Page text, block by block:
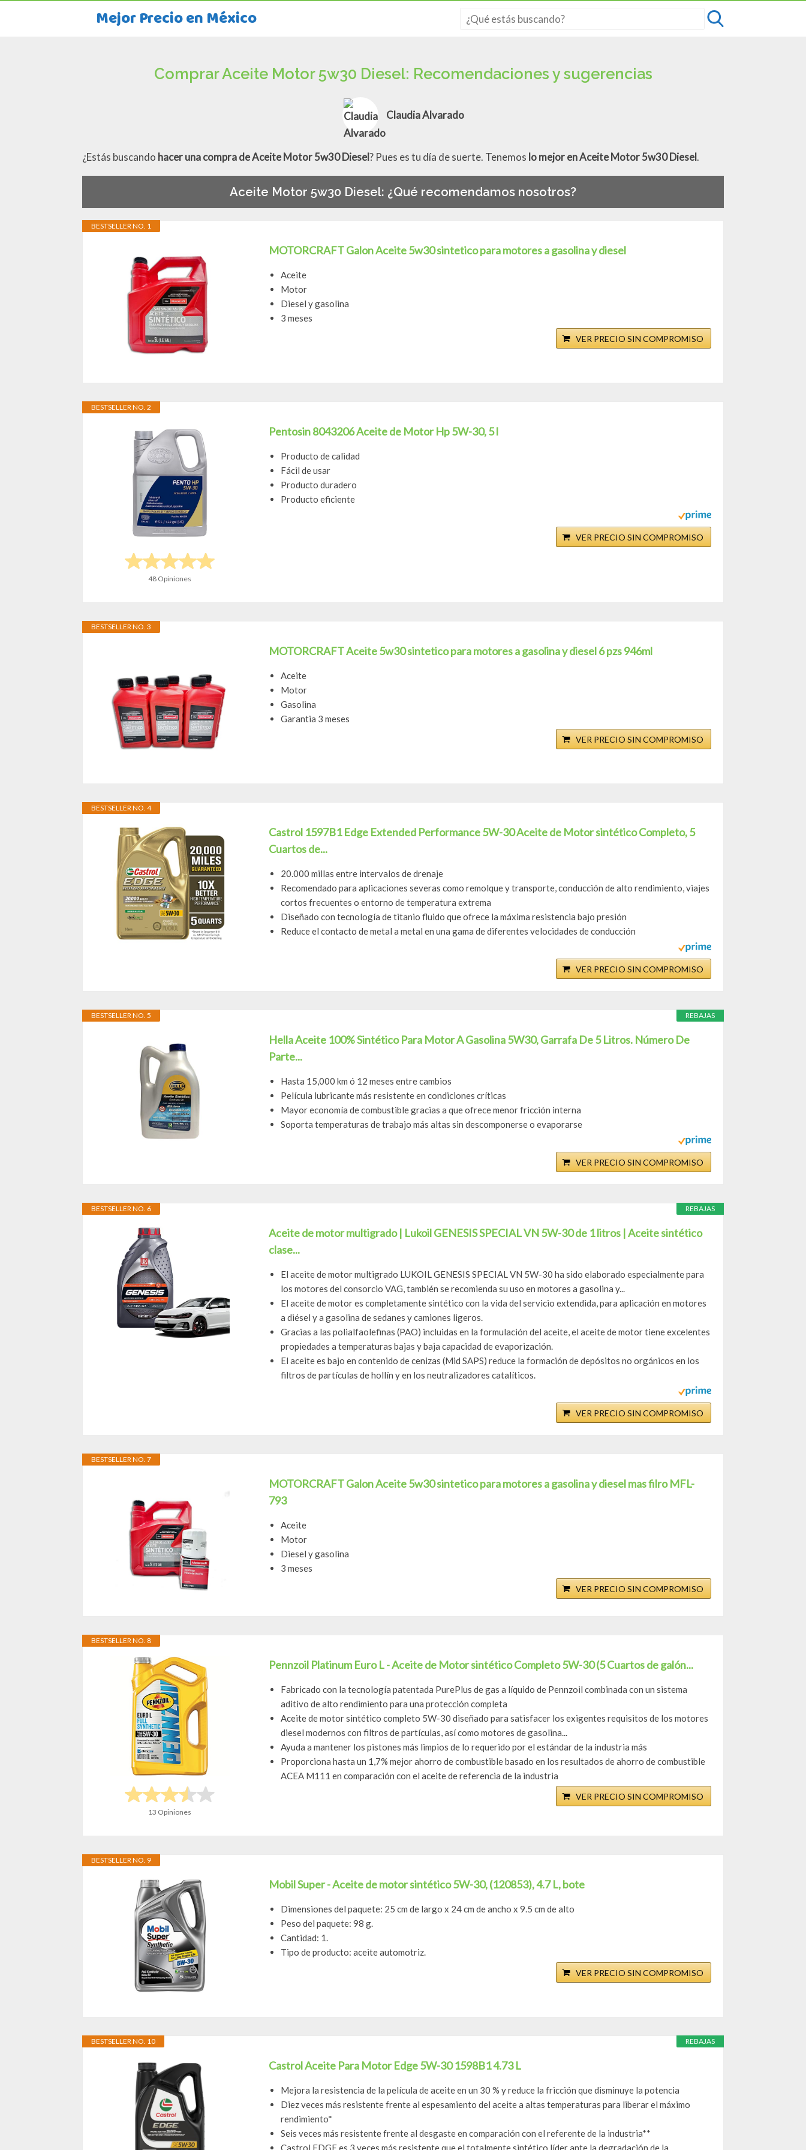
Mejor Precio en México
Comprar Aceite Motor 5w30 Diesel: Recomendaciones y sugerencias
Claudia Alvarado
¿Estás buscando hacer una compra de Aceite Motor 5w30 Diesel? Pues es tu día de suerte. Tenemos lo mejor en Aceite Motor 5w30 Diesel.
Aceite Motor 5w30 Diesel: ¿Qué recomendamos nosotros?
BESTSELLER NO. 1
MOTORCRAFT Galon Aceite 5w30 sintetico para motores a gasolina y diesel
Aceite
Motor
Diesel y gasolina
3 meses
VER PRECIO SIN COMPROMISO
BESTSELLER NO. 2
48 Opiniones
Pentosin 8043206 Aceite de Motor Hp 5W-30, 5 l
Producto de calidad
Fácil de usar
Producto duradero
Producto eficiente
VER PRECIO SIN COMPROMISO
BESTSELLER NO. 3
MOTORCRAFT Aceite 5w30 sintetico para motores a gasolina y diesel 6 pzs 946ml
Aceite
Motor
Gasolina
Garantia 3 meses
VER PRECIO SIN COMPROMISO
BESTSELLER NO. 4
Castrol 1597B1 Edge Extended Performance 5W-30 Aceite de Motor sintético Completo, 5
Cuartos de...
20.000 millas entre intervalos de drenaje
Recomendado para aplicaciones severas como remolque y transporte, conducción de alto rendimiento, viajes
cortos frecuentes o entorno de temperatura extrema
Diseñado con tecnología de titanio fluido que ofrece la máxima resistencia bajo presión
Reduce el contacto de metal a metal en una gama de diferentes velocidades de conducción
VER PRECIO SIN COMPROMISO
REBAJAS
BESTSELLER NO. 5
Hella Aceite 100% Sintético Para Motor A Gasolina 5W30, Garrafa De 5 Litros. Número De
Parte...
Hasta 15,000 km ó 12 meses entre cambios
Película lubricante más resistente en condiciones críticas
Mayor economía de combustible gracias a que ofrece menor fricción interna
Soporta temperaturas de trabajo más altas sin descomponerse o evaporarse
VER PRECIO SIN COMPROMISO
REBAJAS
BESTSELLER NO. 6
Aceite de motor multigrado | Lukoil GENESIS SPECIAL VN 5W-30 de 1 litros | Aceite sintético
clase...
El aceite de motor multigrado LUKOIL GENESIS SPECIAL VN 5W-30 ha sido elaborado especialmente para
los motores del consorcio VAG, también se recomienda su uso en motores a gasolina y...
El aceite de motor es completamente sintético con la vida del servicio extendida, para aplicación en motores
a diésel y a gasolina de sedanes y camiones ligeros.
Gracias a las polialfaolefinas (PAO) incluidas en la formulación del aceite, el aceite de motor tiene excelentes
propiedades a temperaturas bajas y baja capacidad de evaporización.
El aceite es bajo en contenido de cenizas (Mid SAPS) reduce la formación de depósitos no orgánicos en los
filtros de partículas de hollín y en los neutralizadores catalíticos.
VER PRECIO SIN COMPROMISO
BESTSELLER NO. 7
MOTORCRAFT Galon Aceite 5w30 sintetico para motores a gasolina y diesel mas filro MFL-
793
Aceite
Motor
Diesel y gasolina
3 meses
VER PRECIO SIN COMPROMISO
BESTSELLER NO. 8
13 Opiniones
Pennzoil Platinum Euro L - Aceite de Motor sintético Completo 5W-30 (5 Cuartos de galón...
Fabricado con la tecnología patentada PurePlus de gas a líquido de Pennzoil combinada con un sistema
aditivo de alto rendimiento para una protección completa
Aceite de motor sintético completo 5W-30 diseñado para satisfacer los exigentes requisitos de los motores
diesel modernos con filtros de partículas, así como motores de gasolina...
Ayuda a mantener los pistones más limpios de lo requerido por el estándar de la industria más
Proporciona hasta un 1,7% mejor ahorro de combustible basado en los resultados de ahorro de combustible
ACEA M111 en comparación con el aceite de referencia de la industria
VER PRECIO SIN COMPROMISO
BESTSELLER NO. 9
Mobil Super - Aceite de motor sintético 5W-30, (120853), 4.7 L, bote
Dimensiones del paquete: 25 cm de largo x 24 cm de ancho x 9.5 cm de alto
Peso del paquete: 98 g.
Cantidad: 1.
Tipo de producto: aceite automotriz.
VER PRECIO SIN COMPROMISO
REBAJAS
BESTSELLER NO. 10
Castrol Aceite Para Motor Edge 5W-30 1598B1 4.73 L
Mejora la resistencia de la película de aceite en un 30 % y reduce la fricción que disminuye la potencia
Diez veces más resistente frente al espesamiento del aceite a altas temperaturas para liberar el máximo
rendimiento*
Seis veces más resistente frente al desgaste en comparación con el referente de la industria**